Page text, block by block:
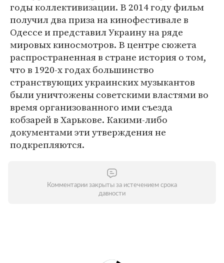
годы коллективизации. В 2014 году фильм
получил два приза на кинофестивале в
Одессе и представил Украину на ряде
мировых киносмотров. В центре сюжета
распространенная в стране история о том,
что в 1920-х годах большинство
странствующих украинских музыкантов
были уничтожены советскими властями во
время организованного ими съезда
кобзарей в Харькове. Какими-либо
документами эти утверждения не
подкрепляются.
Комментарии закрыты за истечением срока
давности